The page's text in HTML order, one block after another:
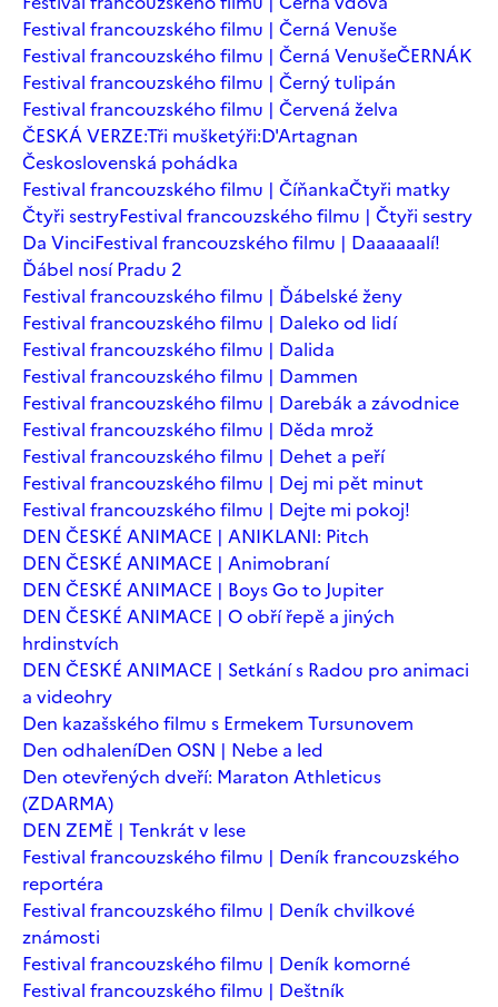
Festival francouzského filmu | Černá Venuše
Festival francouzského filmu | Černá VenušeČERNÁK
Festival francouzského filmu | Černý tulipán
Festival francouzského filmu | Červená želva
ČESKÁ VERZE:Tři mušketýři:D'Artagnan
Československá pohádka
Festival francouzského filmu | ČíňankaČtyři matky
Čtyři sestryFestival francouzského filmu | Čtyři sestry
Da VinciFestival francouzského filmu | Daaaaaalí!
Ďábel nosí Pradu 2
Festival francouzského filmu | Ďábelské ženy
Festival francouzského filmu | Daleko od lidí
Festival francouzského filmu | Dalida
Festival francouzského filmu | Dammen
Festival francouzského filmu | Darebák a závodnice
Festival francouzského filmu | Děda mrož
Festival francouzského filmu | Dehet a peří
Festival francouzského filmu | Dej mi pět minut
Festival francouzského filmu | Dejte mi pokoj!
DEN ČESKÉ ANIMACE | ANIKLANI: Pitch
DEN ČESKÉ ANIMACE | Animobraní
DEN ČESKÉ ANIMACE | Boys Go to Jupiter
DEN ČESKÉ ANIMACE | O obří řepě a jiných
hrdinstvích
DEN ČESKÉ ANIMACE | Setkání s Radou pro animaci
a videohry
Den kazašského filmu s Ermekem Tursunovem
Den odhaleníDen OSN | Nebe a led
Den otevřených dveří: Maraton Athleticus
(ZDARMA)
DEN ZEMĚ | Tenkrát v lese
Festival francouzského filmu | Deník francouzského
reportéra
Festival francouzského filmu | Deník chvilkové
známosti
Festival francouzského filmu | Deník komorné
Festival francouzského filmu | Deštník